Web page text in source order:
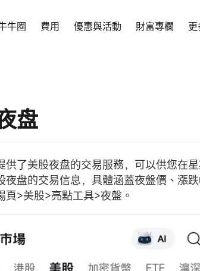
牛圈 費用 優惠與活動 財富專欄 更
盘
供了美股夜盘的交易服務，可以供您在
夜盘的交易信息，具體涵蓋夜盤價、漲
頁>美股>亮點工具>夜盤。